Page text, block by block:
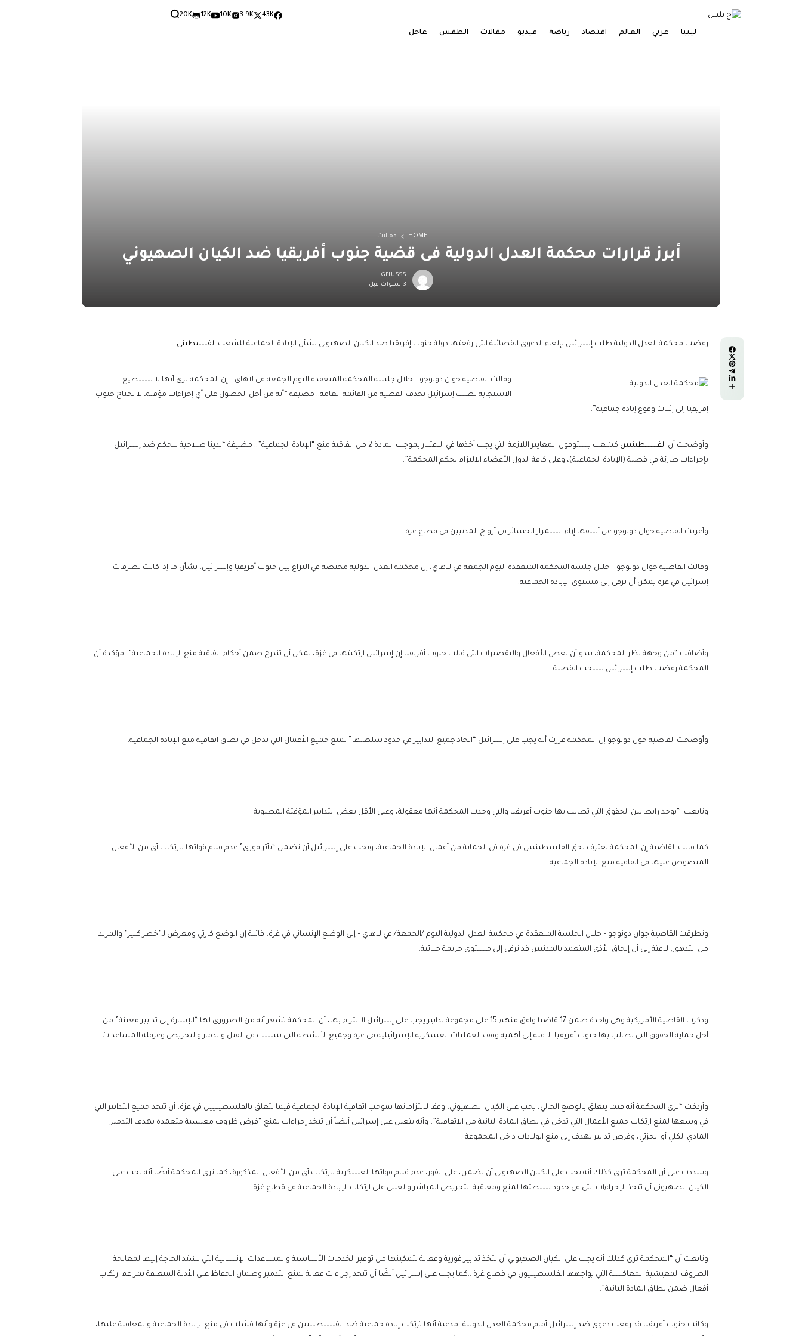
ليبيا عربي العالم اقتصاد رياضة فيديو مقالات الطقس عاجل
43K
3.9K
10K
12K
20K
HOME مقالات
أبرز قرارات محكمة العدل الدولية فى قضية جنوب أفريقيا ضد الكيان الصهيوني
GPLUSSS
3 سنوات قبل
رفضت محكمة العدل الدولية طلب إسرائيل بإلغاء الدعوى القضائية التى رفعتها دولة جنوب إفريقيا ضد الكيان الصهيوني بشأن الإبادة الجماعية للشعب الفلسطينى.
وقالت القاضية جوان دونوجو – خلال جلسة المحكمة المنعقدة اليوم الجمعة فى لاهاى – إن المحكمة ترى أنها لا تستطيع
الاستجابة لطلب إسرائيل بحذف القضية من القائمة العامة.. مضيفة “أنه من أجل الحصول على أي إجراءات مؤقتة، لا تحتاج جنوب
إفريقيا إلى إثبات وقوع إبادة جماعية”.
وأوضحت أن الفلسطينيين
كشعب يستوفون المعايير اللازمة التي يجب أخذها في الاعتبار بموجب المادة 2 من اتفاقية منع “الإبادة الجماعية”.. مضيفة “لدينا صلاحية للحكم ضد إسرائيل
بإجراءات طارئة في قضية (الإبادة الجماعية)، وعلى كافة الدول الأعضاء الالتزام بحكم المحكمة”.
وأعربت القاضية جوان دونوجو عن أسفها إزاء استمرار الخسائر في أرواح المدنيين في قطاع غزة.
وقالت القاضية جوان دونوجو – خلال جلسة المحكمة المنعقدة اليوم الجمعة في لاهاي، إن محكمة العدل الدولية مختصة في النزاع بين جنوب أفريقيا وإسرائيل، بشأن ما إذا كانت تصرفات
إسرائيل في غزة يمكن أن ترقى إلى مستوى الإبادة الجماعية.
وأضافت “من وجهة نظر المحكمة، يبدو أن بعض الأفعال والتقصيرات التي قالت جنوب أفريقيا إن إسرائيل ارتكبتها في غزة، يمكن أن تندرج ضمن أحكام اتفاقية منع الإبادة الجماعية”، مؤكدة أن
المحكمة رفضت طلب إسرائيل بسحب القضية.
وأوضحت القاضية جون دونوجو إن المحكمة قررت أنه يجب على إسرائيل “اتخاذ جميع التدابير في حدود سلطتها” لمنع جميع الأعمال التي تدخل في نطاق اتفاقية منع الإبادة الجماعية.
وتابعت: “يوجد رابط بين الحقوق التي تطالب بها جنوب أفريقيا والتي وجدت المحكمة أنها معقولة، وعلى الأقل بعض التدابير المؤقتة المطلوبة
كما قالت القاضية إن المحكمة تعترف بحق الفلسطينيين في غزة في الحماية من أعمال الإبادة الجماعية، ويجب على إسرائيل أن تضمن “بأثر فوري” عدم قيام قواتها بارتكاب أي من الأفعال
المنصوص عليها في اتفاقية منع الإبادة الجماعية.
وتطرقت القاضية جوان دونوجو – خلال الجلسة المنعقدة في محكمة العدل الدولية اليوم /الجمعة/ في لاهاي – إلى الوضع الإنساني في غزة، قائلة إن الوضع كارثي ومعرض لـ”خطر كبير” والمزيد
من التدهور، لافتة إلى أن إلحاق الأذى المتعمد بالمدنيين قد ترقى إلى مستوى جريمة جنائية.
وذكرت القاضية الأمريكية وهي واحدة ضمن 17 قاضيا وافق منهم 15 على مجموعة تدابير يجب على إسرائيل الالتزام بها، أن المحكمة تشعر أنه من الضروري لها “الإشارة إلى تدابير معينة” من
أجل حماية الحقوق التي تطالب بها جنوب أفريقيا، لافتة إلى أهمية وقف العمليات العسكرية الإسرائيلية في غزة وجميع الأنشطة التي تتسبب في القتل والدمار والتحريض وعرقلة المساعدات
وأردفت “ترى المحكمة أنه فيما يتعلق بالوضع الحالي، يجب على الكيان الصهيوني، وفقا لالتزاماتها بموجب اتفاقية الإبادة الجماعية فيما يتعلق بالفلسطينيين في غزة، أن تتخذ جميع التدابير التي
في وسعها لمنع ارتكاب جميع الأعمال التي تدخل في نطاق المادة الثانية من الاتفاقية”، وأنه يتعين على إسرائيل أيضاً أن تتخذ إجراءات لمنع “فرض ظروف معيشية متعمدة بهدف التدمير
المادي الكلي أو الجزئي، وفرض تدابير تهدف إلى منع الولادات داخل المجموعة .
وشددت على أن المحكمة ترى كذلك أنه يجب على الكيان الصهيوني أن تضمن، على الفور، عدم قيام قواتها العسكرية بارتكاب أي من الأفعال المذكورة، كما ترى المحكمة أيضًا أنه يجب على
الكيان الصهيوني أن تتخذ الإجراءات التي في حدود سلطتها لمنع ومعاقبة التحريض المباشر والعلني على ارتكاب الإبادة الجماعية في قطاع غزة.
وتابعت أن “المحكمة ترى كذلك أنه يجب على الكيان الصهيوني أن تتخذ تدابير فورية وفعالة لتمكينها من توفير الخدمات الأساسية والمساعدات الإنسانية التي تشتد الحاجة إليها لمعالجة
الظروف المعيشية المعاكسة التي يواجهها الفلسطينيون في قطاع غزة ..كما يجب على إسرائيل أيضًا أن تتخذ إجراءات فعالة لمنع التدمير وضمان الحفاظ على الأدلة المتعلقة بمزاعم ارتكاب
أفعال ضمن نطاق المادة الثانية”.
وكانت جنوب أفريقيا قد رفعت دعوى ضد إسرائيل أمام محكمة العدل الدولية، مدعية أنها ترتكب إبادة جماعية ضد الفلسطينيين في غزة وأنها فشلت في منع الإبادة الجماعية والمعاقبة عليها،